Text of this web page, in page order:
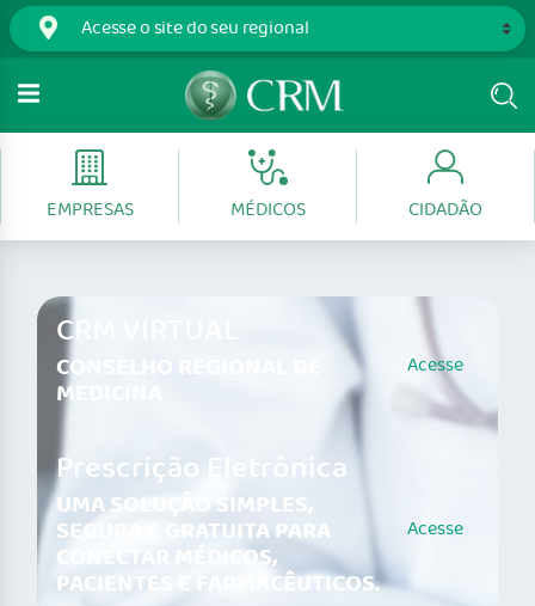
EMPRESAS MÉDICOS CIDADÃO
CRM VIRTUAL
CONSELHO REGIONAL DE
MEDICINA
Acesse
Prescrição Eletrônica
UMA SOLUÇÃO SIMPLES,
SEGURA E GRATUITA PARA
CONECTAR MÉDICOS,
PACIENTES E FARMACÊUTICOS.
Acesse